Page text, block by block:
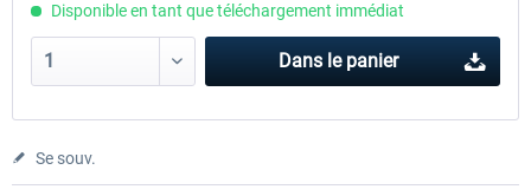
Disponible en tant que téléchargement immédiat
Dans le panier
Se souv.